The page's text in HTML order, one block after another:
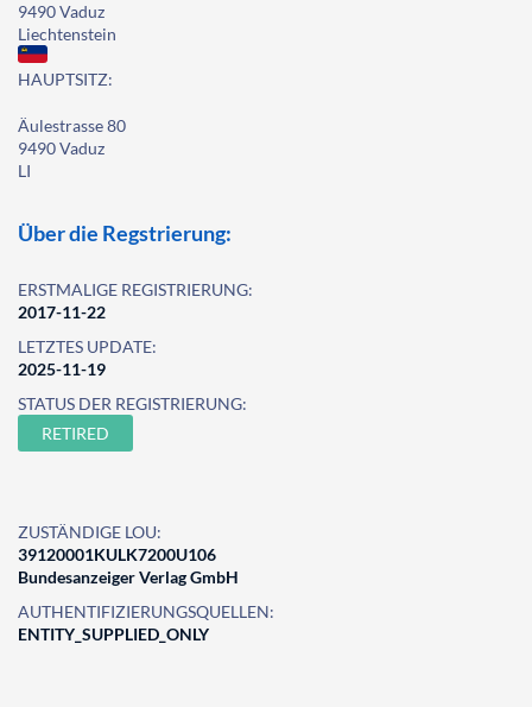
9490 Vaduz
Liechtenstein
HAUPTSITZ:
Äulestrasse 80
9490 Vaduz
LI
Über die Regstrierung:
ERSTMALIGE REGISTRIERUNG:
2017-11-22
LETZTES UPDATE:
2025-11-19
STATUS DER REGISTRIERUNG:
RETIRED
ZUSTÄNDIGE LOU:
39120001KULK7200U106
Bundesanzeiger Verlag GmbH
AUTHENTIFIZIERUNGSQUELLEN:
ENTITY_SUPPLIED_ONLY